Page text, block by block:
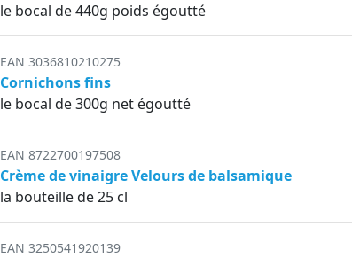
le bocal de 440g poids égoutté
EAN 3036810210275
Cornichons fins
le bocal de 300g net égoutté
EAN 8722700197508
Crème de vinaigre Velours de balsamique
la bouteille de 25 cl
EAN 3250541920139